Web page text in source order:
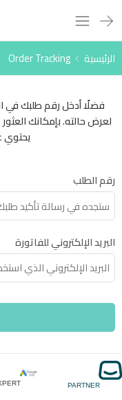
الرئيسية Order Tracking
فضلًا أدخل رقم طلبك في
لعرض حالته. بإمكانك
يحتوي
رقم الطلب
البريد الإلكتروني للفاتورة
PARTNER